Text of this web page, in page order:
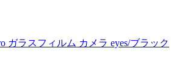
ガラスフィルム カメラ eyes/ブラック